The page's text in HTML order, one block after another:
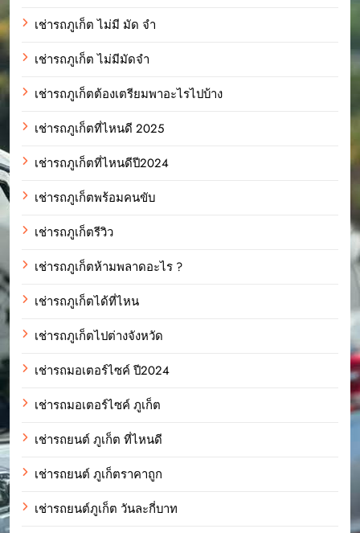
เช่ารถภูเก็ต ไม่มี มัด จํา
เช่ารถภูเก็ต ไม่มีมัดจำ
เช่ารถภูเก็ตต้องเตรียมพาอะไรไปบ้าง
เช่ารถภูเก็ตที่ไหนดี 2025
เช่ารถภูเก็ตที่ไหนดีปี2024
เช่ารถภูเก็ตพร้อมคนขับ
เช่ารถภูเก็ตรีวิว
เช่ารถภูเก็ตห้ามพลาดอะไร ?
เช่ารถภูเก็ตได้ที่ไหน
เช่ารถภูเก็ตไปต่างจังหวัด
เช่ารถมอเตอร์ไซค์ ปี2024
เช่ารถมอเตอร์ไซค์ ภูเก็ต
เช่ารถยนต์ ภูเก็ต ที่ไหนดี
เช่ารถยนต์ ภูเก็ตราคาถูก
เช่ารถยนต์ภูเก็ต วันละกี่บาท